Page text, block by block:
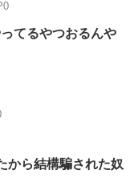
てるやつおるんや
から結構騙された奴